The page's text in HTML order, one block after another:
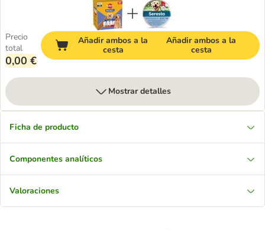
Precio
total
0,00 €
Añadir ambos a la
cesta
Añadir ambos a la
cesta
Mostrar detalles
Ficha de producto
Componentes analíticos
Valoraciones